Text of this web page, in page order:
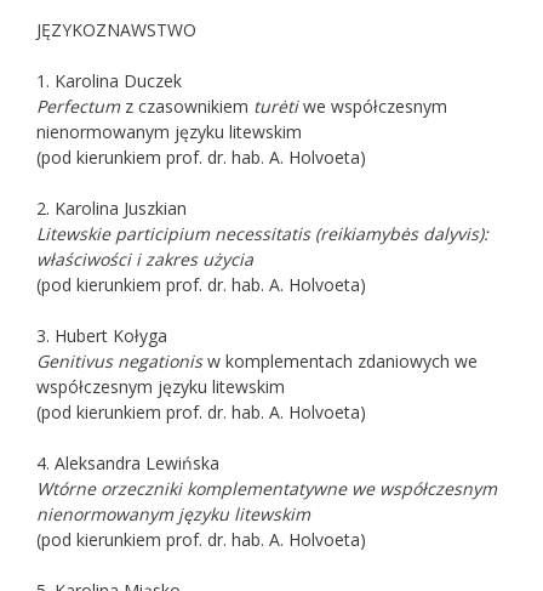
JĘZYKOZNAWSTWO
1. Karolina Duczek
Perfectum z czasownikiem turėtiwe współczesnym
nienormowanym języku litewskim
(pod kierunkiem prof. dr. hab. A. Holvoeta)
2. Karolina Juszkian
Litewskie participium necessitatis (reikiamybės dalyvis):
właściwości i zakres użycia
(pod kierunkiem prof. dr. hab. A. Holvoeta)
3. Hubert Kołyga
Genitivus negationisw komplementach zdaniowych we
współczesnym języku litewskim
(pod kierunkiem prof. dr. hab. A. Holvoeta)
4. Aleksandra Lewińska
Wtórne orzeczniki komplementatywne we współczesnym
nienormowanym języku litewskim
(pod kierunkiem prof. dr. hab. A. Holvoeta)